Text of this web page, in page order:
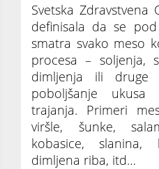
Svetska Zdravstvena
definisala da se
smatra svako meso
procesa – soljenja,
dimljenja ili
poboljšanje
trajanja. Primeri
viršle, šunke,
kobasice, slanina,
dimljena riba, itd…